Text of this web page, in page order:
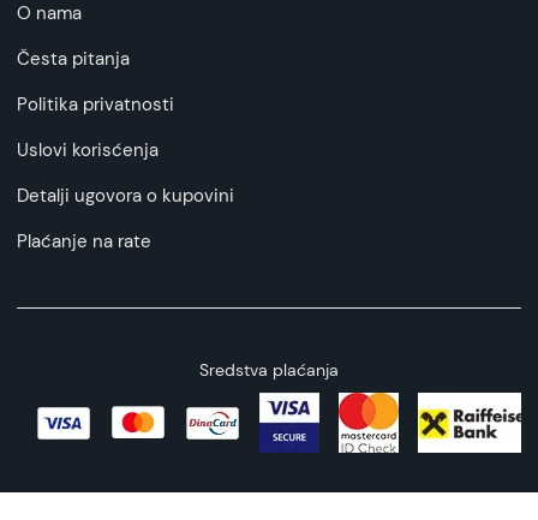
O nama
Česta pitanja
Politika privatnosti
Uslovi korisćenja
Detalji ugovora o kupovini
Plaćanje na rate
Sredstva plaćanja